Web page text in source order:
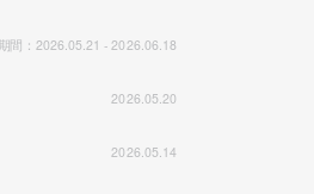
間：2026.05.21 - 2026.06.18
2026.05.20
2026.05.14